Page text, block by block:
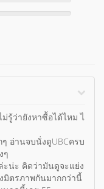
รู้ว่ายังหาซื้อได้ไหม ไ
อ่านจบนั่งดูUBCครบ
ๆ
น่ะ คิดว่ามันดูจะแย่ง
มิตรภาพกันมากกว่านี้